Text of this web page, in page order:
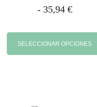
- 35,94 €
SELECCIONAR OPCIONES